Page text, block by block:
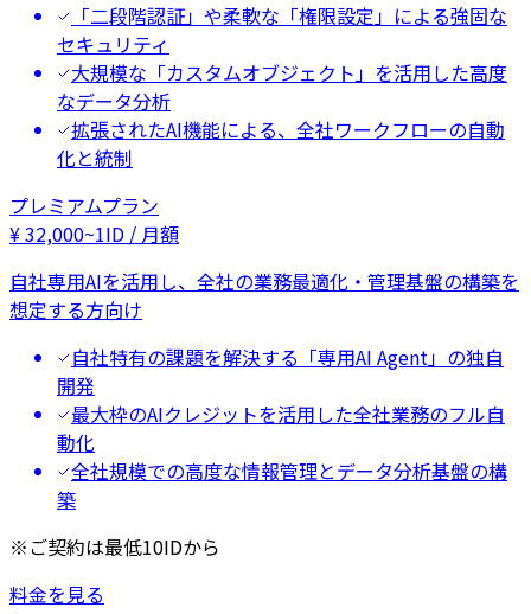
「二段階認証」や柔軟な「権限設定」による強固な
セキュリティ
大規模な「カスタムオブジェクト」を活用した高度
なデータ分析
拡張されたAI機能による、全社ワークフローの自動
化と統制
プレミアムプラン
¥32,000~1ID / 月額
自社専用AIを活用し、全社の業務最適化・管理基盤の構築を
想定する方向け
自社特有の課題を解決する「専用AI Agent」の独自
開発
最大枠のAIクレジットを活用した全社業務のフル自
動化
全社規模での高度な情報管理とデータ分析基盤の構
築
※ご契約は最低10IDから
料金を見る